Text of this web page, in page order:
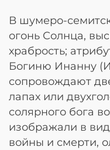
В шумеро-
огонь Солнца,
храбрость;
Богиню Инанну
сопровождают
лапах или
солярного бога
изображали в
войны и смерти,